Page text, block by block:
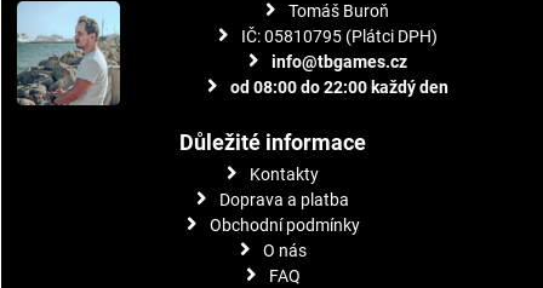
Tomáš Buroň
IČ: 05810795 (Plátci DPH)
info@tbgames.cz
od 08:00 do 22:00 každý den
Důležité informace
Kontakty
Doprava a platba
Obchodní podmínky
O nás
FAQ